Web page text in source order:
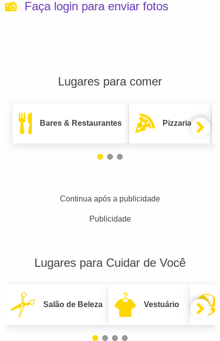
Faça login para enviar fotos
Lugares para comer
Bares & Restaurantes Pizzarias
Continua após a publicidade
Publicidade
Lugares para Cuidar de Você
Salão de Beleza Vestuário